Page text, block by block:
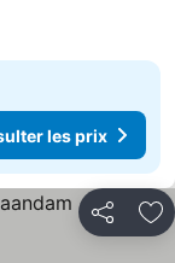
les prix
Partager